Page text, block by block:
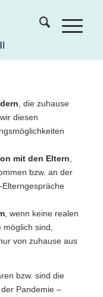
, die zuhause
diesen
mit den Eltern
bzw. an der
, wenn keine realen
sind,
von zuhause aus
bzw. sind die
Pandemie –